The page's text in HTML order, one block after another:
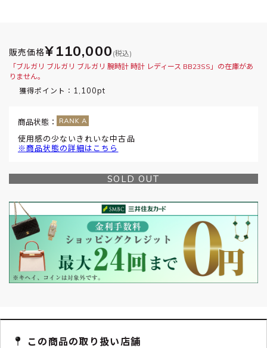
販売価格¥110,000 (税込)
「ブルガリ ブルガリ ブルガリ 腕時計 時計 レディース BB23SS」の在庫があ
りません。
獲得ポイント： 1,100pt
商品状態：
使用感の少ないきれいな中古品
※商品状態の詳細はこちら
SOLD OUT
この商品の取り扱い店舗